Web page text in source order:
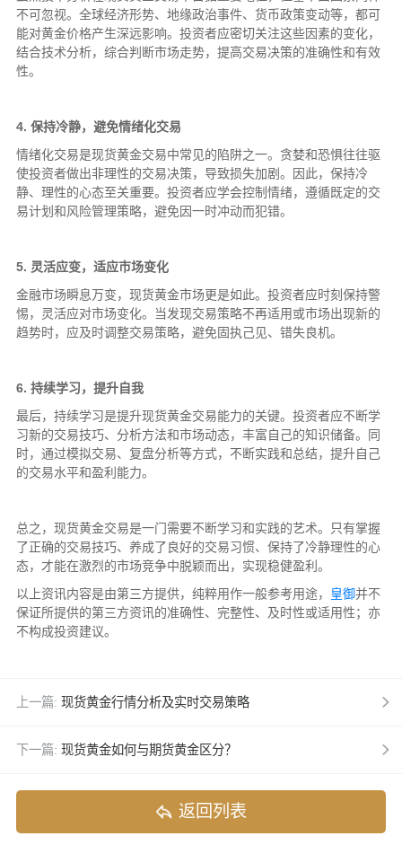
不可忽视。全球经济形势、地缘政治事件、货币政策变动等，都可
能对黄金价格产生深远影响。投资者应密切关注这些因素的变化，
结合技术分析，综合判断市场走势，提高交易决策的准确性和有效
性。
4. 保持冷静，避免情绪化交易
情绪化交易是现货黄金交易中常见的陷阱之一。贪婪和恐惧往往驱
使投资者做出非理性的交易决策，导致损失加剧。因此，保持冷
静、理性的心态至关重要。投资者应学会控制情绪，遵循既定的交
易计划和风险管理策略，避免因一时冲动而犯错。
5. 灵活应变，适应市场变化
金融市场瞬息万变，现货黄金市场更是如此。投资者应时刻保持警
惕，灵活应对市场变化。当发现交易策略不再适用或市场出现新的
趋势时，应及时调整交易策略，避免固执己见、错失良机。
6. 持续学习，提升自我
最后，持续学习是提升现货黄金交易能力的关键。投资者应不断学
习新的交易技巧、分析方法和市场动态，丰富自己的知识储备。同
时，通过模拟交易、复盘分析等方式，不断实践和总结，提升自己
的交易水平和盈利能力。
总之，现货黄金交易是一门需要不断学习和实践的艺术。只有掌握
了正确的交易技巧、养成了良好的交易习惯、保持了冷静理性的心
态，才能在激烈的市场竞争中脱颖而出，实现稳健盈利。
以上资讯内容是由第三方提供，纯粹用作一般参考用途， 皇御并不
保证所提供的第三方资讯的准确性、完整性、及时性或适用性；亦
不构成投资建议。
上一篇: 现货黄金行情分析及实时交易策略
下一篇: 现货黄金如何与期货黄金区分？
返回列表